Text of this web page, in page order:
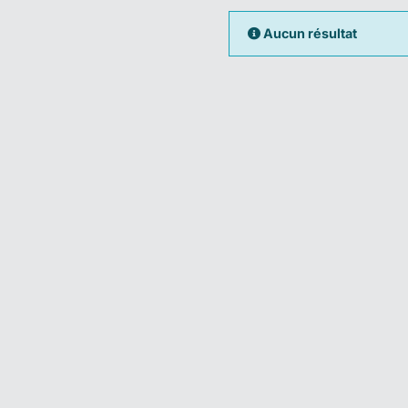
Aucun résultat